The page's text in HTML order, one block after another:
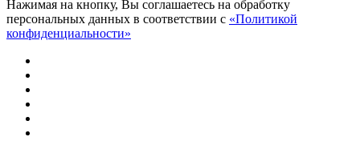
Нажимая на кнопку, Вы соглашаетесь на обработку
персональных данных в соответствии с «Политикой
конфиденциальности»